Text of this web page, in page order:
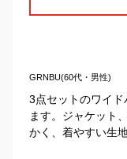
GRNBU(60代・男性)
3点セットのワイ
ます。ジャケット
かく、着やすい生